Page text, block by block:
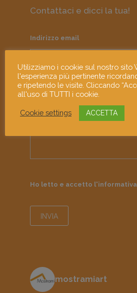
Contattaci e dicci la tua!
Indirizzo email
Messaggio
Ho letto e accetto
mostramiart
Utilizziamo i cookie sul nostro sito
l'esperienza più pertinente
e ripetendo le visite. Cliccando
all'uso di TUTTI i cookie.
Cookie settings ACCETTA